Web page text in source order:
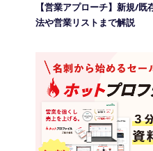
【営業アプローチ】新規/既
法や営業リストまで解説